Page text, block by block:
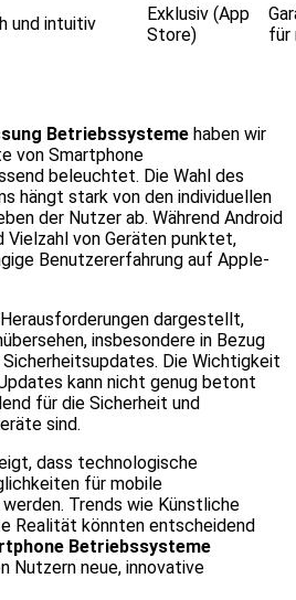
und intuitiv
Exklusiv (App
Store)
für
Betriebssysteme haben wir
von Smartphone
beleuchtet. Die Wahl des
hängt stark von den individuellen
der Nutzer ab. Während Android
von Geräten punktet,
Benutzererfahrung auf Apple-
dargestellt,
insbesondere in Bezug
Die Wichtigkeit
kann nicht genug betont
für die Sicherheit und
sind.
dass technologische
für mobile
Trends wie Künstliche
Realität könnten entscheidend
Betriebssysteme
Nutzern neue, innovative